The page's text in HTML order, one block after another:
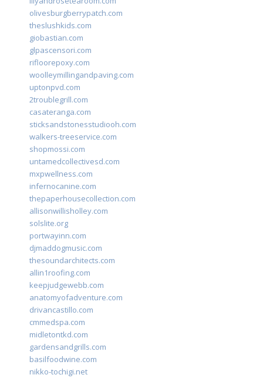
olivesburgberrypatch.com
theslushkids.com
giobastian.com
glpascensori.com
rifloorepoxy.com
woolleymillingandpaving.com
uptonpvd.com
2troublegrill.com
casateranga.com
sticksandstonesstudiooh.com
walkers-treeservice.com
shopmossi.com
untamedcollectivesd.com
mxpwellness.com
infernocanine.com
thepaperhousecollection.com
allisonwillisholley.com
solslite.org
portwayinn.com
djmaddogmusic.com
thesoundarchitects.com
allin1roofing.com
keepjudgewebb.com
anatomyofadventure.com
drivancastillo.com
cmmedspa.com
midletontkd.com
gardensandgrills.com
basilfoodwine.com
nikko-tochigi.net